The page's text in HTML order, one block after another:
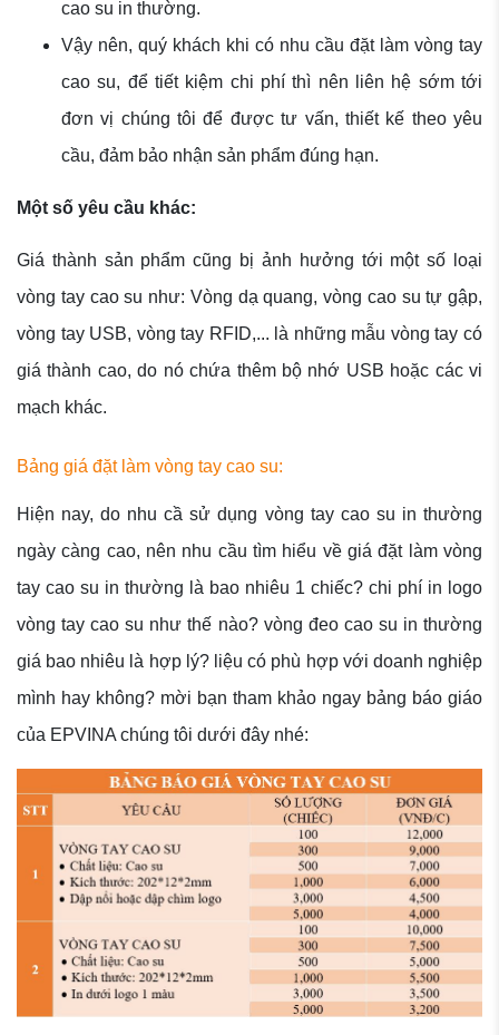
cao su in thường.
Vậy nên, quý khách khi có nhu cầu đặt làm vòng tay
cao su, để tiết kiệm chi phí thì nên liên hệ sớm tới
đơn vị chúng tôi để được tư vấn, thiết kế theo yêu
cầu, đảm bảo nhận sản phẩm đúng hạn.
Một số yêu cầu khác:
Giá thành sản phẩm cũng bị ảnh hưởng tới một số loại
vòng tay cao su như: Vòng dạ quang, vòng cao su tự gập,
vòng tay USB, vòng tay RFID,... là những mẫu vòng tay có
giá thành cao, do nó chứa thêm bộ nhớ USB hoặc các vi
mạch khác.
Bảng giá đặt làm vòng tay cao su:
Hiện nay, do nhu cầ sử dụng vòng tay cao su in thường
ngày càng cao, nên nhu cầu tìm hiểu về giá đặt làm vòng
tay cao su in thường là bao nhiêu 1 chiếc? chi phí in logo
vòng tay cao su như thế nào? vòng đeo cao su in thường
giá bao nhiêu là hợp lý? liệu có phù hợp với doanh nghiệp
mình hay không? mời bạn tham khảo ngay bảng báo giáo
của EPVINA chúng tôi dưới đây nhé: